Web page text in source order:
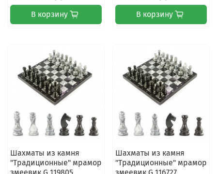
В корзину В корзину
Шахматы из камня
"Традиционные" мрамор
змеевик G 119805
Шахматы из камня
"Традиционные" мрамор
змеевик G 116727